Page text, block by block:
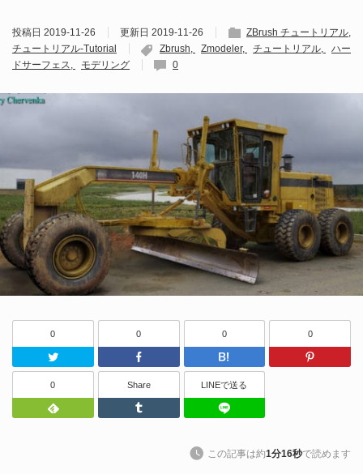
投稿日 2019-11-26 更新日 2019-11-26
ZBrush チュートリアル
チュートリアル-Tutorial
Zbrush Zmodeler チュートリアル
ハー
ドサーフェス
モデリング 0
0
Twitter
0
Facebook
0
はてなブッ
0
0
Feedly
Share
Tumblr
LINEで送る
この記事は約1分16秒で読めます